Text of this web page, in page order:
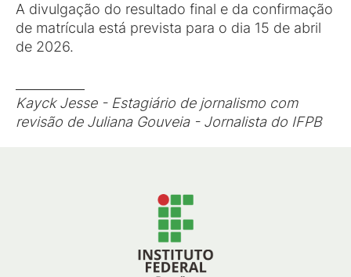
A divulgação do resultado final e da confirmação
de matrícula está prevista para o dia 15 de abril
de 2026.
Kayck Jesse - Estagiário de jornalismo com
revisão de Juliana Gouveia - Jornalista do IFPB